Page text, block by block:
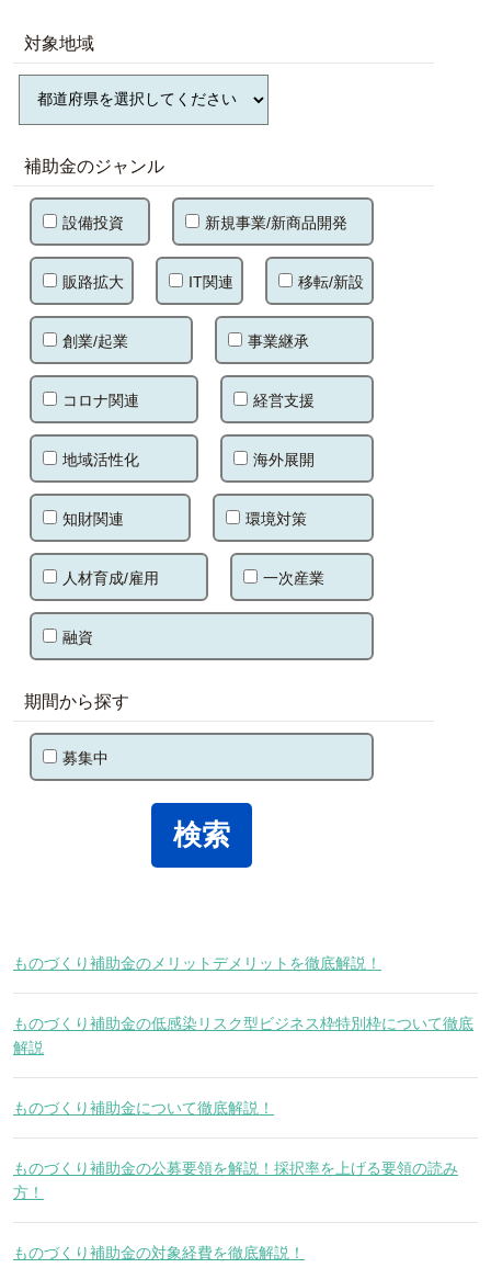
対象地域
補助金のジャンル
設備投資 新規事業/新商品開発
販路拡大 IT関連 移転/新設
創業/起業 事業継承
コロナ関連 経営支援
地域活性化 海外展開
知財関連 環境対策
人材育成/雇用 一次産業
融資
期間から探す
募集中
ものづくり補助金のメリットデメリットを徹底解説！
ものづくり補助金の低感染リスク型ビジネス枠特別枠について徹底
解説
ものづくり補助金について徹底解説！
ものづくり補助金の公募要領を解説！採択率を上げる要領の読み
方！
ものづくり補助金の対象経費を徹底解説！